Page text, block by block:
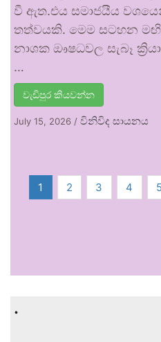
වී ඇත.එය සමාජයීය
තත්වයකි. මෙම සටහන
නාශක ඖෂධවල සැබෑ
…
වැඩිපුර කියවන්න
July 15, 2026 / විනිවිද සායනය
1 2 3 4 5
.